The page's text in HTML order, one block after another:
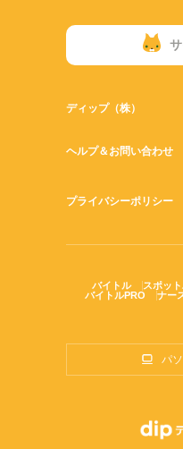
ディップ（株）
ヘルプ＆お問い合わせ
プライバシーポリシー
バイトル スポッ
バイトルPRO
ナー
パ